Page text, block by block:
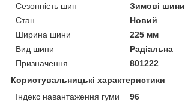
Сезонність шин
Зимові шини
Стан
Новий
Ширина шини
225 мм
Вид шини
Радіальна
Призначення
801222
Користувальницькі характеристики
Індекс навантаження гуми
96